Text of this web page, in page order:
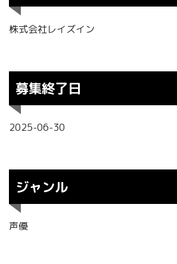
株式会社レイズイン
募集終了日
2025-06-30
ジャンル
声優